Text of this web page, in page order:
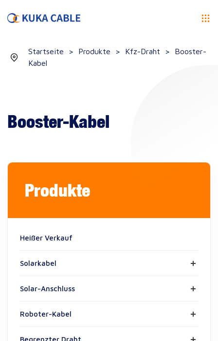
Startseite > Produkte > Kfz-Draht > Booster-
Kabel
Booster-Kabel
Produkte
Heißer Verkauf
Solarkabel
Solar-Anschluss
Roboter-Kabel
Begrenzter Draht